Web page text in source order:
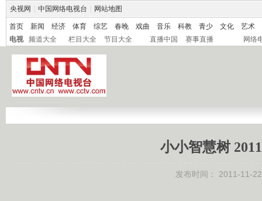
央视网 中国网络电视台 网站地图
首页 新闻 经济 体育 综艺 春晚 戏曲 音乐 科教 青少 文化
艺术
电视
频道大全 栏目大全 节目大全 直播中国 赛事直播 网络
小小智慧树
发布时间： 2011-11-